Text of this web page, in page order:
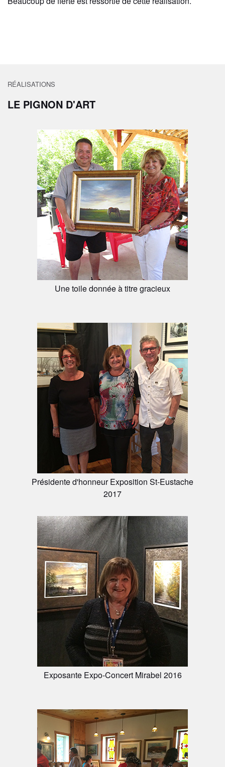
RÉALISATIONS
LE PIGNON D'ART
Une toile donnée à titre gracieux
Présidente d'honneur Exposition St-Eustache
2017
Exposante Expo-Concert Mirabel 2016